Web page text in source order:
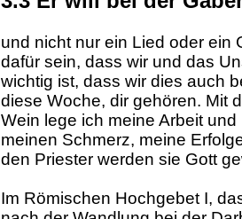
und nicht nur ein Lied oder ein
dafür sein, dass wir und das
wichtig ist, dass wir dies auch
diese Woche, dir gehören. Mit
Wein lege ich meine Arbeit
meinen Schmerz, meine
den Priester werden sie Gott
Im Römischen Hochgebet I,